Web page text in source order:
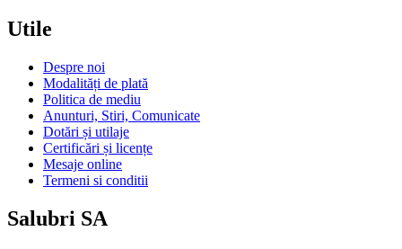
Utile
Despre noi
Modalități de plată
Politica de mediu
Anunturi, Stiri, Comunicate
Dotări și utilaje
Certificări și licențe
Mesaje online
Termeni si conditii
Salubri SA